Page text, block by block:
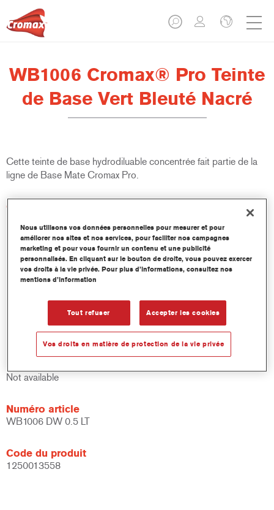
WB1006 Cromax® Pro Teinte
de Base Vert Bleuté Nacré
Cette teinte de base hydrodiluable concentrée fait partie de la
ligne de Base Mate Cromax Pro.
Caractéristiques du produit
Excellent pouvoir couvrant avec une précision colorimétrique
remarquable.
Rapide et économique à utiliser, permettant d'augmenter le
rendement et la productivité.
Fait partie d'un système dédié et complet de teintes de base
Large fenêtre d'application.
Flexible - peut être utilisé dans différentes conditions
climatiques et avec différentes techniques d'application.
Not available
Numéro article
WB1006 DW 0.5 LT
Code du produit
1250013558
Nous utilisons vos données personnelles pour mesurer et pour
améliorer nos sites et nos services, pour faciliter nos campagnes
marketing et pour vous fournir un contenu et une publicité
personnalisés. En cliquant sur le bouton de droite, vous pouvez exercer
vos droits à la vie privée. Pour plus d’informations, consultez nos
mentions d’information
Tout refuser Accepter les cookies
Vos droits en matière de protection de la vie privée